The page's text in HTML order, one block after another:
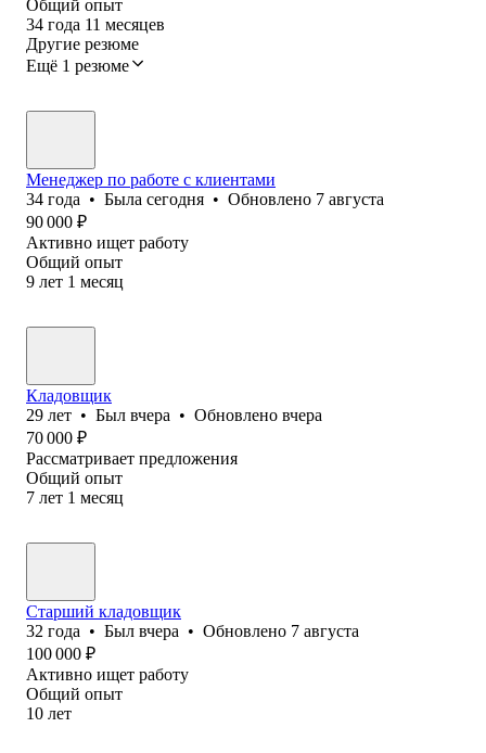
Общий опыт
34 года 11 месяцев
Другие резюме
Ещё 1 резюме
Менеджер по работе с клиентами
34 года • Была сегодня • Обновлено 7 августа
90 000 ₽
Активно ищет работу
Общий опыт
9 лет 1 месяц
Кладовщик
29 лет • Был вчера • Обновлено вчера
70 000 ₽
Рассматривает предложения
Общий опыт
7 лет 1 месяц
Старший кладовщик
32 года • Был вчера • Обновлено 7 августа
100 000 ₽
Активно ищет работу
Общий опыт
10 лет